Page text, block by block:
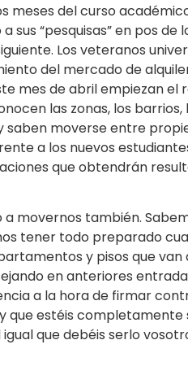
meses del curso
sus “pesquisas” en pos de
Los veteranos
del mercado de
mes de abril empiezan el
las zonas, los barrios,
saben moverse entre
a los nuevos
que obtendrán
movernos también.
tener todo preparado
y pisos que van
en anteriores
a la hora de firmar
que estéis completamente
que debéis serlo